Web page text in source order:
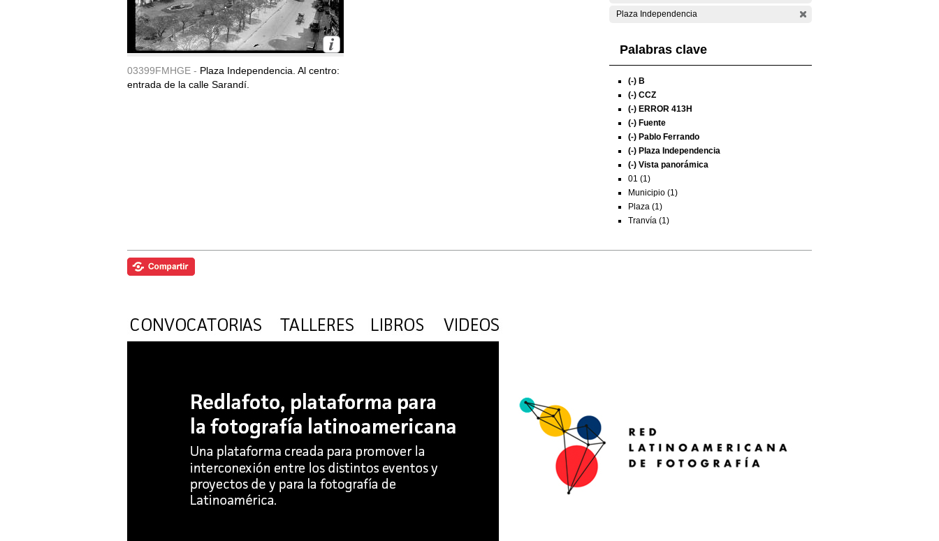
03399FMHGE - Plaza Independencia. Al centro:
entrada de la calle Sarandí.
Plaza Independencia
Palabras clave
(-) B
(-) CCZ
(-) ERROR 413H
(-) Fuente
(-) Pablo Ferrando
(-) Plaza Independencia
(-) Vista panorámica
01 (1)
Municipio (1)
Plaza (1)
Tranvía (1)